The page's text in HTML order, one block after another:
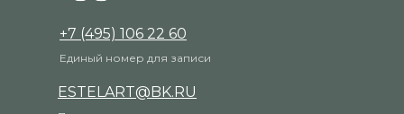
+7 (495) 106 22 60
Единый номер для записи
ESTELART@BK.RU